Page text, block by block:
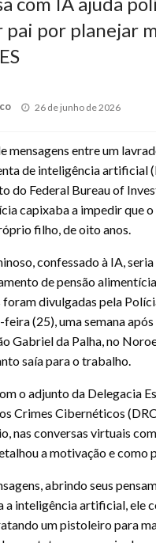
pai por planejar
Posted
26 de junho de 2026
mensagens entre um
de inteligência artificial
do Federal Bureau of
capixaba a impedir que
filho, de oito anos.
confessado à IA,
de pensão
divulgadas pela
(25), uma semana
Gabriel da Palha, no
saía para o trabalho.
o adjunto da Delegacia
Crimes Cibernéticos
nas conversas virtuais
a motivação e como
abrindo seus
a inteligência artificial, ele
um pistoleiro para